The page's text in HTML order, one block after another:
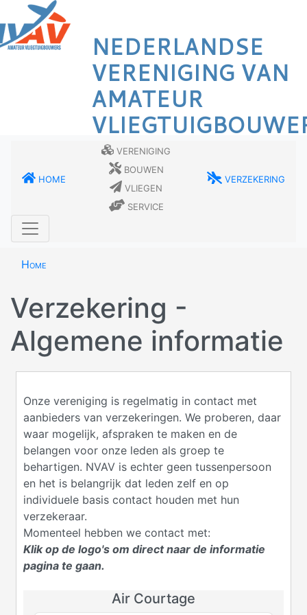
Overslaan
en
naar
NEDERLANDSE
VERENIGING VAN
AMATEUR
Home
Vereniging
Bouwen
Vliegen
Service
Verzekering
Home
Verzekering -
Algemene informatie
Onze vereniging is regelmatig in contact met
aanbieders van verzekeringen. We proberen, daar
waar mogelijk, afspraken te maken en de
belangen voor onze leden als groep te
behartigen. NVAV is echter geen tussenpersoon
en het is belangrijk dat leden zelf en op
individuele basis contact houden met hun
verzekeraar.
Momenteel hebben we contact met:
Klik op de logo's om direct naar de informatie
pagina te gaan.
Air Courtage